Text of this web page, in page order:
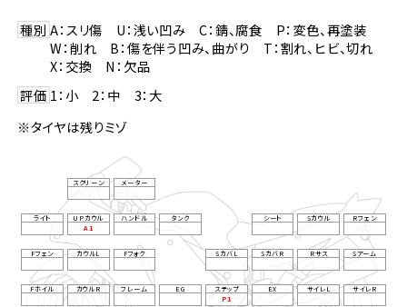
種別 A：スリ傷 U：浅い凹み C：錆、腐食 P：変色、再塗装
W：削れ B：傷を伴う凹み、曲がり T：割れ、ヒビ、切れ
X：交換 N：欠品
評価 1：小 2：中 3：大
※タイヤは残りミゾ
スクリーン メーター
ライト
UPカウル
A1
ハンドル タンク シート Sカウル Rフェン
Fフェン カウルL Fフォク SカバL SカバR Rサス Sアーム
Fホイル カウルR フレーム EG
ステップ
P1
EX サイレL サイレR